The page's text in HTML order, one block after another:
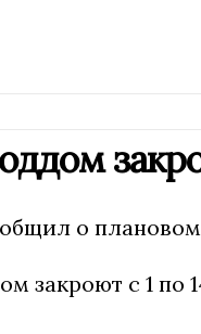
о